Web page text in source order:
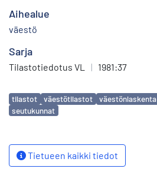
Aihealue
väestö
Sarja
Tilastotiedotus VL | 1981:37
Avainsanat
tilastot väestötilastot väestönlaskenta
seutukunnat
Tietueen kaikki tiedot